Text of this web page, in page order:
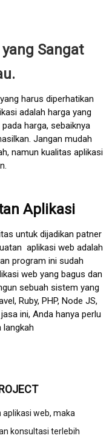
Sangat
harus diperhatikan
adalah harga yang
harga, sebaiknya
Jangan mudah
namun kualitas aplikasi
Aplikasi
untuk dijadikan patner
aplikasi web adalah
program ini sudah
web yang bagus dan
sebuah sistem yang
Ruby, PHP, Node JS,
ini, Anda hanya perlu
langkah
aplikasi web, maka
konsultasi terlebih